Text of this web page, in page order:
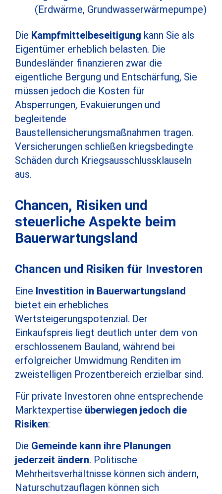
(Erdwärme, Grundwasserwärmepumpe)
Die Kampfmittelbeseitigung kann Sie als
Eigentümer erheblich belasten. Die
Bundesländer finanzieren zwar die
eigentliche Bergung und Entschärfung, Sie
müssen jedoch die Kosten für
Absperrungen, Evakuierungen und
begleitende
Baustellensicherungsmaßnahmen tragen.
Versicherungen schließen kriegsbedingte
Schäden durch Kriegsausschlussklauseln
aus.
Chancen, Risiken und
steuerliche Aspekte beim
Bauerwartungsland
Chancen und Risiken für Investoren
Eine Investition in Bauerwartungsland
bietet ein erhebliches
Wertsteigerungspotenzial. Der
Einkaufspreis liegt deutlich unter dem von
erschlossenem Bauland, während bei
erfolgreicher Umwidmung Renditen im
zweistelligen Prozentbereich erzielbar sind.
Für private Investoren ohne entsprechende
Marktexpertise überwiegen jedoch die
Risiken:
Die Gemeinde kann ihre Planungen
jederzeit ändern. Politische
Mehrheitsverhältnisse können sich ändern,
Naturschutzauflagen können sich